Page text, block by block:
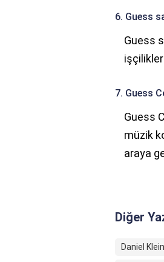
6. Guess
Guess
7. Guess
Guess
müzik
araya
Diğer
Daniel